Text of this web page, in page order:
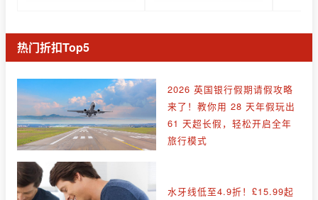
热门折扣Top5
2026 英国银行假期请假攻略
来了！教你用 28 天年假玩出
61 天超长假，轻松开启全年
旅行模式
水牙线低至4.9折！£15.99起